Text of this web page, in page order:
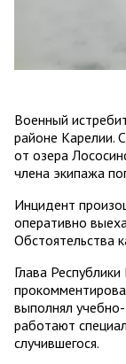
Военный
районе Карелии.
от озера
члена экипажа
Инцидент
оперативно
Обстоятельства
Глава
выполнял
работают
случившегося.